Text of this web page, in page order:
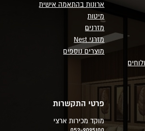
ארונות בהתאמה אישית
מיטות
מזרנים
מזרני Nest
מוצרים נוספים
פרטי התקשרות
מוקד מכירות ארצי